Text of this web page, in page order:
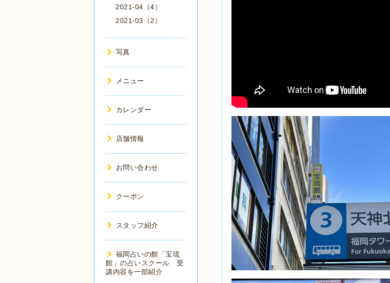
2021-04（4）
2021-03（2）
写真
メニュー
カレンダー
店舗情報
お問い合わせ
クーポン
スタッフ紹介
福岡占いの館「宝琉
館」の占いスクール 受
講内容を一部紹介